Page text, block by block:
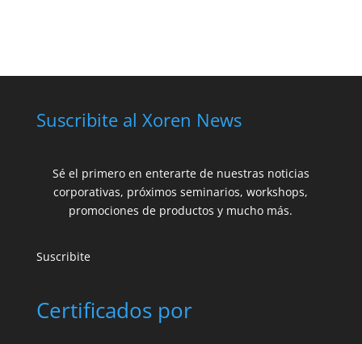
Suscribite al Xoren News
Sé el primero en enterarte de nuestras noticias
corporativas, próximos seminarios, workshops,
promociones de productos y mucho más.
Suscribite
Certificados por